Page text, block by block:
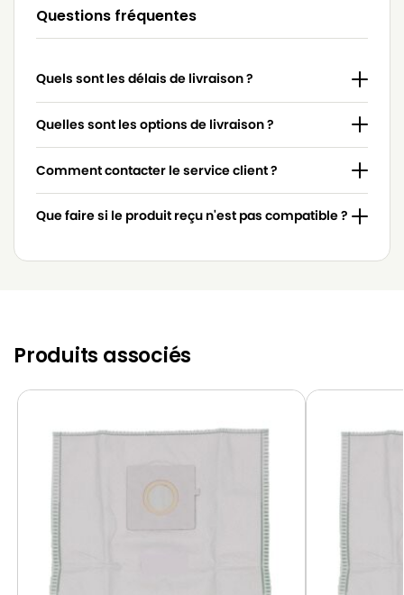
LG-
LG-GOLDSTAR 4200 (PASSION)
GOLDSTAR
LG-GOLDSTAR 5000 (PASSION)
LG-
GOLDSTAR
LG-GOLDSTAR BASIC (Série)
LG-
GOLDSTAR
LG-GOLDSTAR BONN (Série)
LG-
GOLDSTAR
LG-GOLDSTAR FVD 370
LG-GOLDSTAR PASSION (Série)
GOLDSTAR
LG-GOLDSTAR PASSION 3500
GOLDSTAR
LG-GOLDSTAR PASSION 3544
Questions fréquentes
Quels sont les délais de livraison ?
Quelles sont les options de livraison ?
Comment contacter le service client ?
Que faire si le produit reçu n'est pas compatible ?
Produits associés